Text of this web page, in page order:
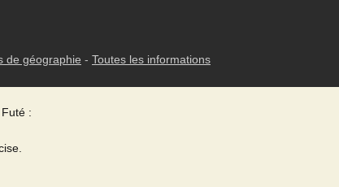
de géographie - Toutes les informations
: